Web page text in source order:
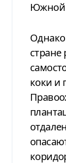
Южной
стране
коки и